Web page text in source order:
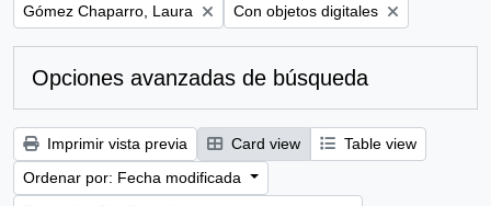
Remove filter:
Gómez Chaparro, Laura Remove filter:
Con objetos digitales
Opciones avanzadas de búsqueda
Imprimir vista previa Card view
Table view
Ordenar por: Fecha modificada